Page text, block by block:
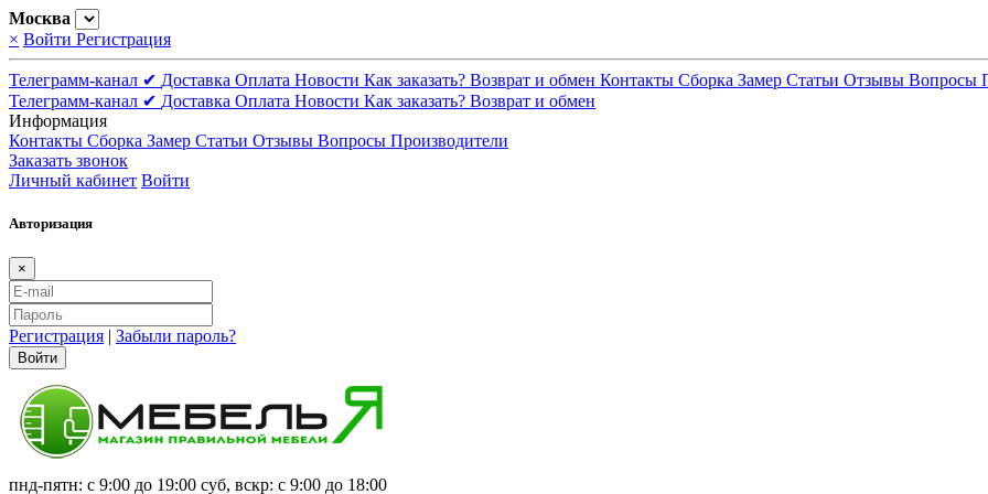
Москва
× Войти Регистрация
Телеграмм-канал ✔ Доставка Оплата Новости Как заказать? Возврат и обмен Контакты Сборка Замер Статьи Отзывы Вопросы
Телеграмм-канал ✔ Доставка Оплата Новости Как заказать? Возврат и обмен
Информация
Контакты Сборка Замер Статьи Отзывы Вопросы Производители
Заказать звонок
Личный кабинет Войти
Авторизация
×
Регистрация | Забыли пароль?
Войти
пнд-пятн: с 9:00 до 19:00 суб, вскр: с 9:00 до 18:00